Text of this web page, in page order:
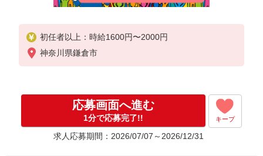
初任者以上：時給1600円〜2000円
神奈川県鎌倉市
応募画面へ進む
1分で応募完了!! キープ
求人応募期間：2026/07/07～2026/12/31